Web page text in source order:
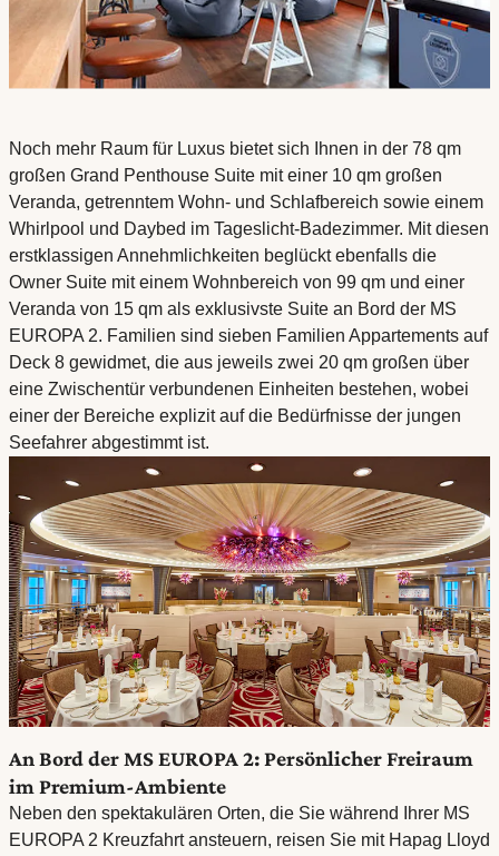
Noch mehr Raum für Luxus bietet sich Ihnen in der 78 qm
großen Grand Penthouse Suite mit einer 10 qm großen
Veranda, getrenntem Wohn- und Schlafbereich sowie einem
Whirlpool und Daybed im Tageslicht-Badezimmer. Mit diesen
erstklassigen Annehmlichkeiten beglückt ebenfalls die
Owner Suite mit einem Wohnbereich von 99 qm und einer
Veranda von 15 qm als exklusivste Suite an Bord der MS
EUROPA 2. Familien sind sieben Familien Appartements auf
Deck 8 gewidmet, die aus jeweils zwei 20 qm großen über
eine Zwischentür verbundenen Einheiten bestehen, wobei
einer der Bereiche explizit auf die Bedürfnisse der jungen
Seefahrer abgestimmt ist.
An Bord der MS EUROPA 2: Persönlicher Freiraum
im Premium-Ambiente
Neben den spektakulären Orten, die Sie während Ihrer MS
EUROPA 2 Kreuzfahrt ansteuern, reisen Sie mit Hapag Lloyd